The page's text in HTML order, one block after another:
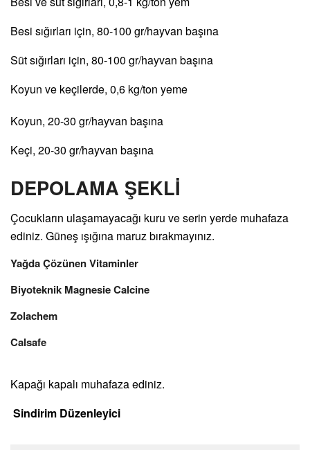
Besi sığırları için, 80-100 gr/hayvan başına
Süt sığırları için, 80-100 gr/hayvan başına
Koyun ve keçilerde, 0,6 kg/ton yeme
Koyun, 20-30 gr/hayvan başına
Keçi, 20-30 gr/hayvan başına
DEPOLAMA ŞEKLİ
Çocukların ulaşamayacağı kuru ve serin yerde muhafaza
ediniz. Güneş ışığına maruz bırakmayınız.
Yağda Çözünen Vitaminler
Biyoteknik Magnesie Calcine
Zolachem
Calsafe
Kapağı kapalı muhafaza ediniz.
Sindirim Düzenleyici